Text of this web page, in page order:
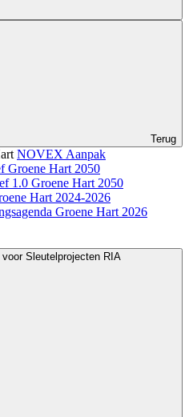
Terug
NOVEX Aanpak
Groene Hart 2050
1.0 Groene Hart 2050
Hart 2024-2026
Groene Hart 2026
Sleutelprojecten RIA